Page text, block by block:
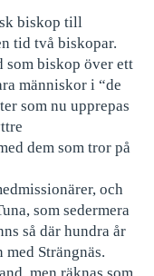
biskop till
tid två biskopar.
som biskop över ett
människor i “de
som nu upprepas
dem som tror på
och
som sedermera
så där hundra år
med Strängnäs.